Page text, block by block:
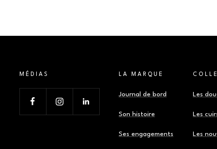
MÉDIAS LA MARQUE
Journal de bord
Son histoire
Ses engagements
Les
Les
Les